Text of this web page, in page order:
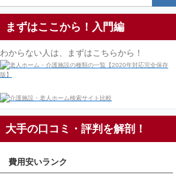
まずはここから！入門編
わからない人は、まずはこちらから！
大手の口コミ・評判を解剖！
費用安いランク